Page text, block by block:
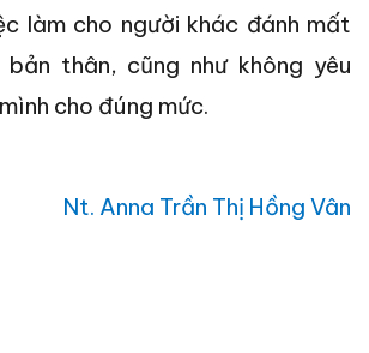
làm cho người khác đánh mất
bản thân, cũng như không yêu
cho đúng mức.
Nt. Anna Trần Thị Hồng Vân